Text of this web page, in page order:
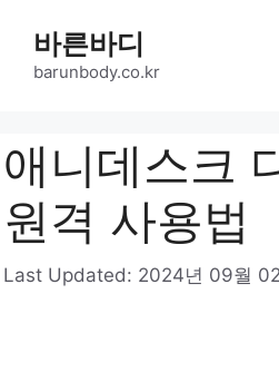
content
바른바디
barunbody.co.kr
애니데스크
원격 사용법
Last Updated: 2024년 09월